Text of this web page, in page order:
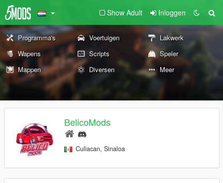
Show Adult Inloggen
Programma's Voertuigen
Lakwerk
Wapens
Scripts
Speler
Mappen
Diversen Meer
BelicoMods
Culiacan, Sinaloa